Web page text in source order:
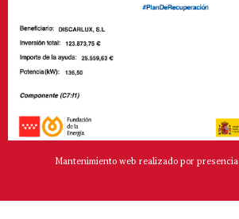
Mantenimiento web realizado por